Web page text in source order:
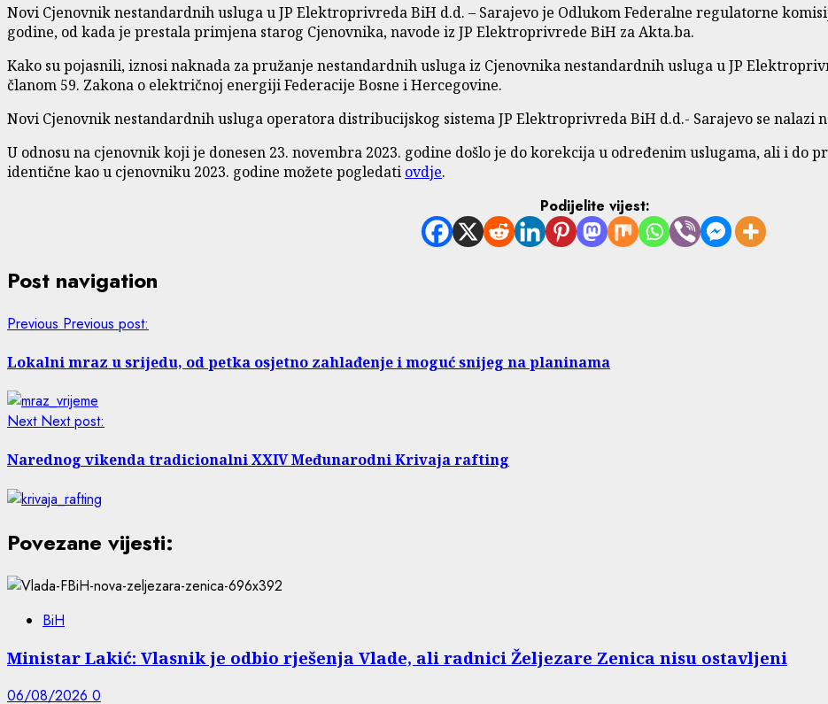
Novi Cjenovnik nestandardnih usluga u JP Elektroprivreda BiH d.d. – Sarajevo je Odlukom Federalne regulatorne
godine, od kada je prestala primjena starog Cjenovnika, navode iz JP Elektroprivrede BiH za Akta.ba.
Kako su pojasnili, iznosi naknada za pružanje nestandardnih usluga iz Cjenovnika nestandardnih usluga u JP
članom 59. Zakona o električnoj energiji Federacije Bosne i Hercegovine.
Novi Cjenovnik nestandardnih usluga operatora distribucijskog sistema JP Elektroprivreda BiH d.d.- Sarajevo se nalazi
U odnosu na cjenovnik koji je donesen 23. novembra 2023. godine došlo je do korekcija u određenim uslugama, ali i do
identične kao u cjenovniku 2023. godine možete pogledati ovdje.
Podijelite vijest:
Post navigation
Previous Previous post:
Lokalni mraz u srijedu, od petka osjetno zahlađenje i moguć snijeg na planinama
Next Next post:
Narednog vikenda tradicionalni XXIV Međunarodni Krivaja rafting
Povezane vijesti:
BiH
Ministar Lakić: Vlasnik je odbio rješenja Vlade, ali radnici Željezare Zenica nisu ostavljeni
06/08/2026 0